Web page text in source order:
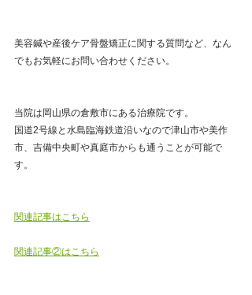
美容鍼や産後ケア骨盤矯正に関する質問など、なん
でもお気軽にお問い合わせください。
当院は岡山県の倉敷市にある治療院です。
国道2号線と水島臨海鉄道沿いなので津山市や美作
市、吉備中央町や真庭市からも通うことが可能で
す。
関連記事はこちら
関連記事②はこちら